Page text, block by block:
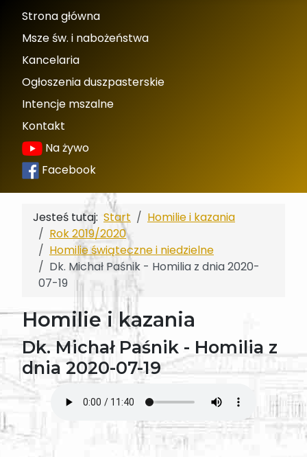
Strona główna
Msze św. i nabożeństwa
Kancelaria
Ogłoszenia duszpasterskie
Intencje mszalne
Kontakt
Na żywo
Facebook
Jesteś tutaj: Start
Homilie i kazania
Rok 2019/2020
Homilie świąteczne i niedzielne
Dk. Michał Paśnik - Homilia z dnia 2020-
07-19
Homilie i kazania
Dk. Michał Paśnik - Homilia z
dnia 2020-07-19